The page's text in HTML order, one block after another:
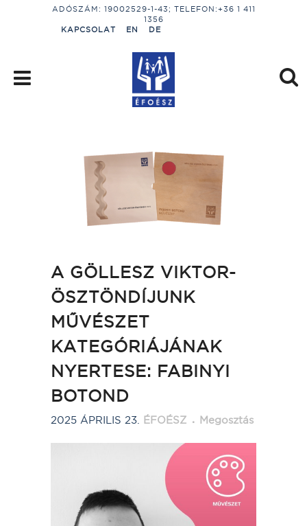
ADÓSZÁM: 19002529-1-43; TELEFON:+36 1 411
1356
KAPCSOLAT
EN DE
A GÖLLESZ VIKTOR-
ÖSZTÖNDÍJUNK
MŰVÉSZET
KATEGÓRIÁJÁNAK
NYERTESE: FABINYI
BOTOND
2025 ÁPRILIS 23. ÉFOÉSZ Megosztás